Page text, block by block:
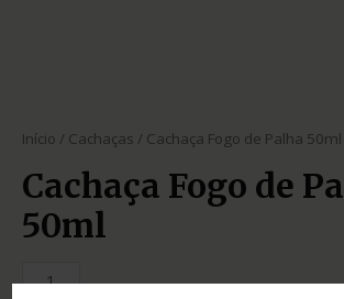
Início / Cachaças / Cachaça Fogo de Palha 50ml
Cachaça Fogo de
50ml